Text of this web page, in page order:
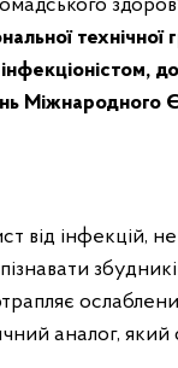
технічної
Міжнародного
від інфекцій,
аналог,